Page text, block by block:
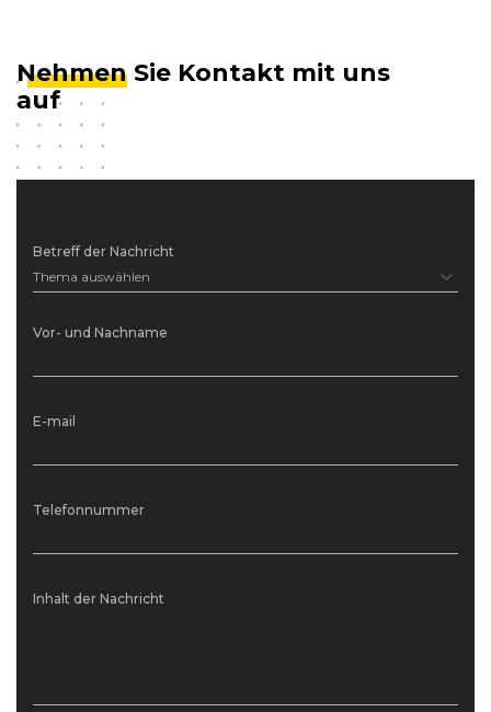
Betreff der Nachricht
Thema auswählen
Vor- und Nachname
E-mail
Telefonnummer
Inhalt der Nachricht
Nehmen Sie Kontakt mit uns
auf